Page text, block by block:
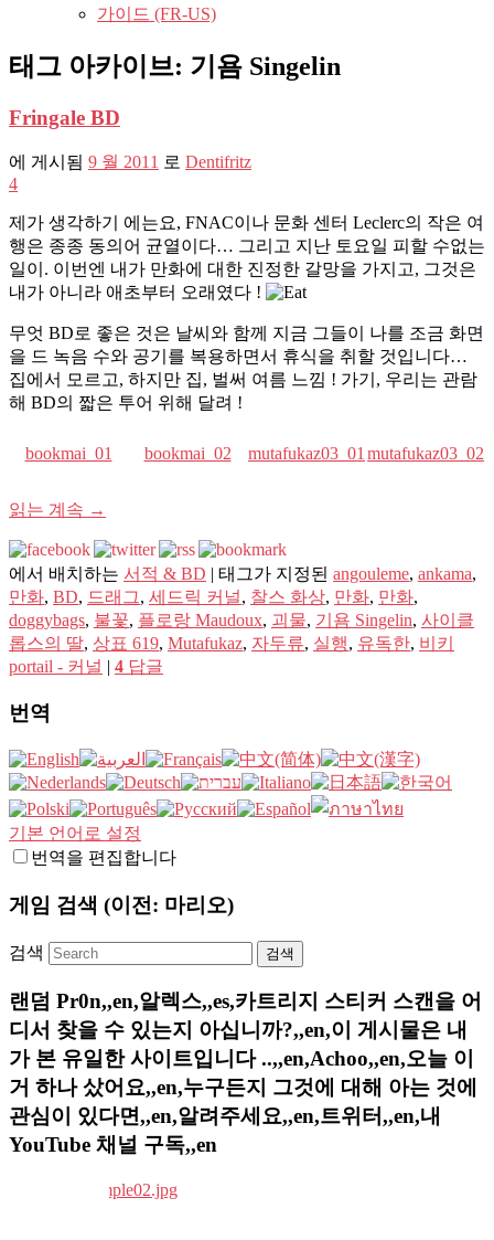
가이드 (FR-US)
태그 아카이브: 기욤 Singelin
Fringale BD
에 게시됨 9 월 2011 로 Dentifritz
4
제가 생각하기 에는요, FNAC이나 문화 센터 Leclerc의 작은 여
행은 종종 동의어 균열이다… 그리고 지난 토요일 피할 수없는
일이. 이번엔 내가 만화에 대한 진정한 갈망을 가지고, 그것은
내가 아니라 애초부터 오래였다 !
무엇 BD로 좋은 것은 날씨와 함께 지금 그들이 나를 조금 화면
을 드 녹음 수와 공기를 복용하면서 휴식을 취할 것입니다…
집에서 모르고, 하지만 집, 벌써 여름 느낌 ! 가기, 우리는 관람
해 BD의 짧은 투어 위해 달려 !
bookmai_01 bookmai_02 mutafukaz03_01 mutafukaz03_02
읽는 계속 →
에서 배치하는 서적 & BD | 태그가 지정된 angouleme, ankama,
만화, BD, 드래그, 세드릭 커널, 찰스 화상, 만화, 만화,
doggybags, 불꽃, 플로랑 Maudoux, 괴물, 기욤 Singelin, 사이클
롭스의 딸, 상표 619, Mutafukaz, 자두류, 실행, 유독한, 비키
portail - 커널 | 4 답글
번역
기본 언어로 설정
번역을 편집합니다
게임 검색 (이전: 마리오)
검색
랜덤 Pr0n,,en,알렉스,,es,카트리지 스티커 스캔을 어
디서 찾을 수 있는지 아십니까?,,en,이 게시물은 내
가 본 유일한 사이트입니다 ..,,en,Achoo,,en,오늘 이
거 하나 샀어요,,en,누구든지 그것에 대해 아는 것에
관심이 있다면,,en,알려주세요,,en,트위터,,en,내
YouTube 채널 구독,,en